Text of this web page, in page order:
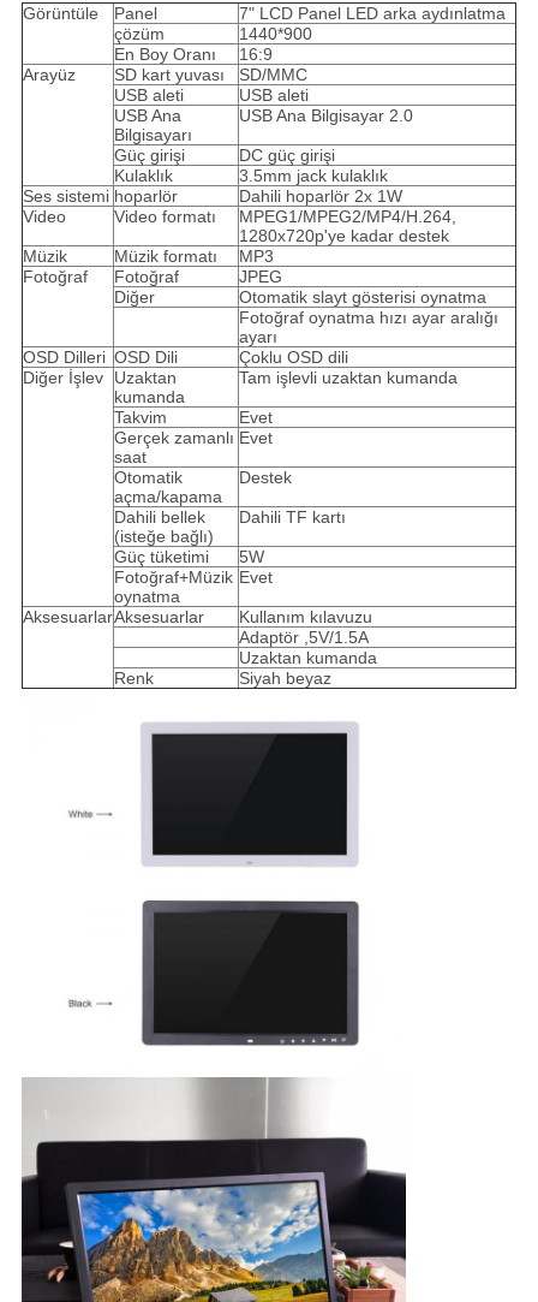
Görüntüle
Panel
7" LCD Panel LED arka aydınlatma
çözüm
1440*900
En Boy Oranı
16:9
Arayüz
SD kart yuvası
SD/MMC
USB aleti
USB aleti
USB Ana
Bilgisayarı
USB Ana Bilgisayar 2.0
Güç girişi
DC güç girişi
Kulaklık
3.5mm jack kulaklık
Ses sistemi hoparlör
Dahili hoparlör 2x 1W
Video
Video formatı
MPEG1/MPEG2/MP4/H.264,
1280x720p'ye kadar destek
Müzik
Müzik formatı
MP3
Fotoğraf
Fotoğraf
JPEG
Diğer
Otomatik slayt gösterisi oynatma
Fotoğraf oynatma hızı ayar aralığı
ayarı
OSD Dilleri OSD Dili
Çoklu OSD dili
Diğer İşlev
Uzaktan
kumanda
Tam işlevli uzaktan kumanda
Takvim
Evet
Gerçek zamanlı
saat
Evet
Otomatik
açma/kapama
Destek
Dahili bellek
(isteğe bağlı)
Dahili TF kartı
Güç tüketimi
5W
Fotoğraf+Müzik
oynatma
Evet
AksesuarlarAksesuarlar
Kullanım kılavuzu
Adaptör ,5V/1.5A
Uzaktan kumanda
Renk
Siyah beyaz